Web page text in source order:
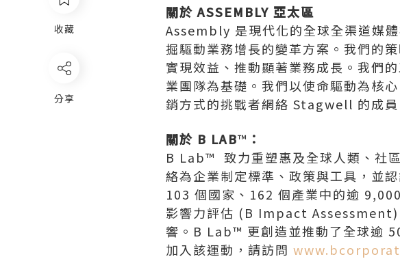
收藏
分享
關於 ASSEMBLY 亞太區
Assembly 是現代化的全球全渠道媒
掘驅動業務增長的變革方案。我們的
實現效益、推動顯著業務成長。我們
業團隊為基礎。我們以使命驅動為核
銷方式的挑戰者網絡 Stagwell 的成
關於 B LAB™ ：
B Lab™ 致力重塑惠及全球人類、社
絡為企業制定標準、政策與工具，並
103 個國家、162 個產業中的逾
影響力評估 (B Impact
響。B Lab™ 更創造並推動了全球逾
加入該運動，請訪問